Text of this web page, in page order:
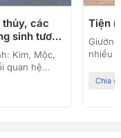
thủy, các
sinh tương
Kim, Mộc,
quan hệ
cung như:
Tiện
nhiều
nhiều
Chia